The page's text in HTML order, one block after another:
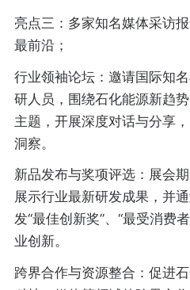
亮点三：多家知名媒体采访
最前沿；
行业领袖论坛：邀请国际知
研人员，围绕石化能源新趋
主题，开展深度对话与分享
洞察。
新品发布与奖项评选：展会
展示行业最新研发成果，并
发“最佳创新奖”、“最受消费
业创新。
跨界合作与资源整合：促进